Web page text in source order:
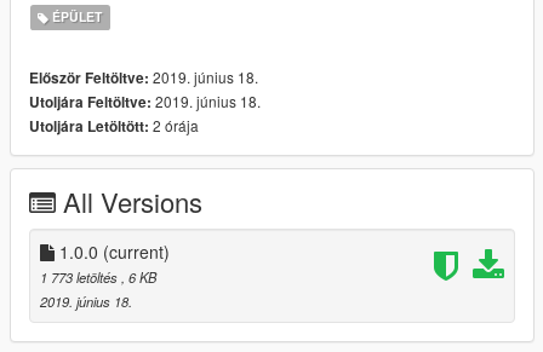
----------------------- Installation SINGLEPLAYER : ------------------
A - Extract the YMAP from the folder and set it on your desktop
B - Open OpenIV, install it if you dont have it already
C - [Make sure you go into edit mode!!]
levels> gta5> citye> maps> custom_maps.rpf
E - Then take the YMAP and drag & drop it into OpenIV then its
in!
Don't hesitate to follow me on Youtube for don't miss new vidéo
of my futur build
ÉPÜLET
Először Feltöltve: 2019. június 18.
Utoljára Feltöltve: 2019. június 18.
Utoljára Letöltött: 2 órája
All Versions
1.0.0 (current)
1 773 letöltés , 6 KB
2019. június 18.